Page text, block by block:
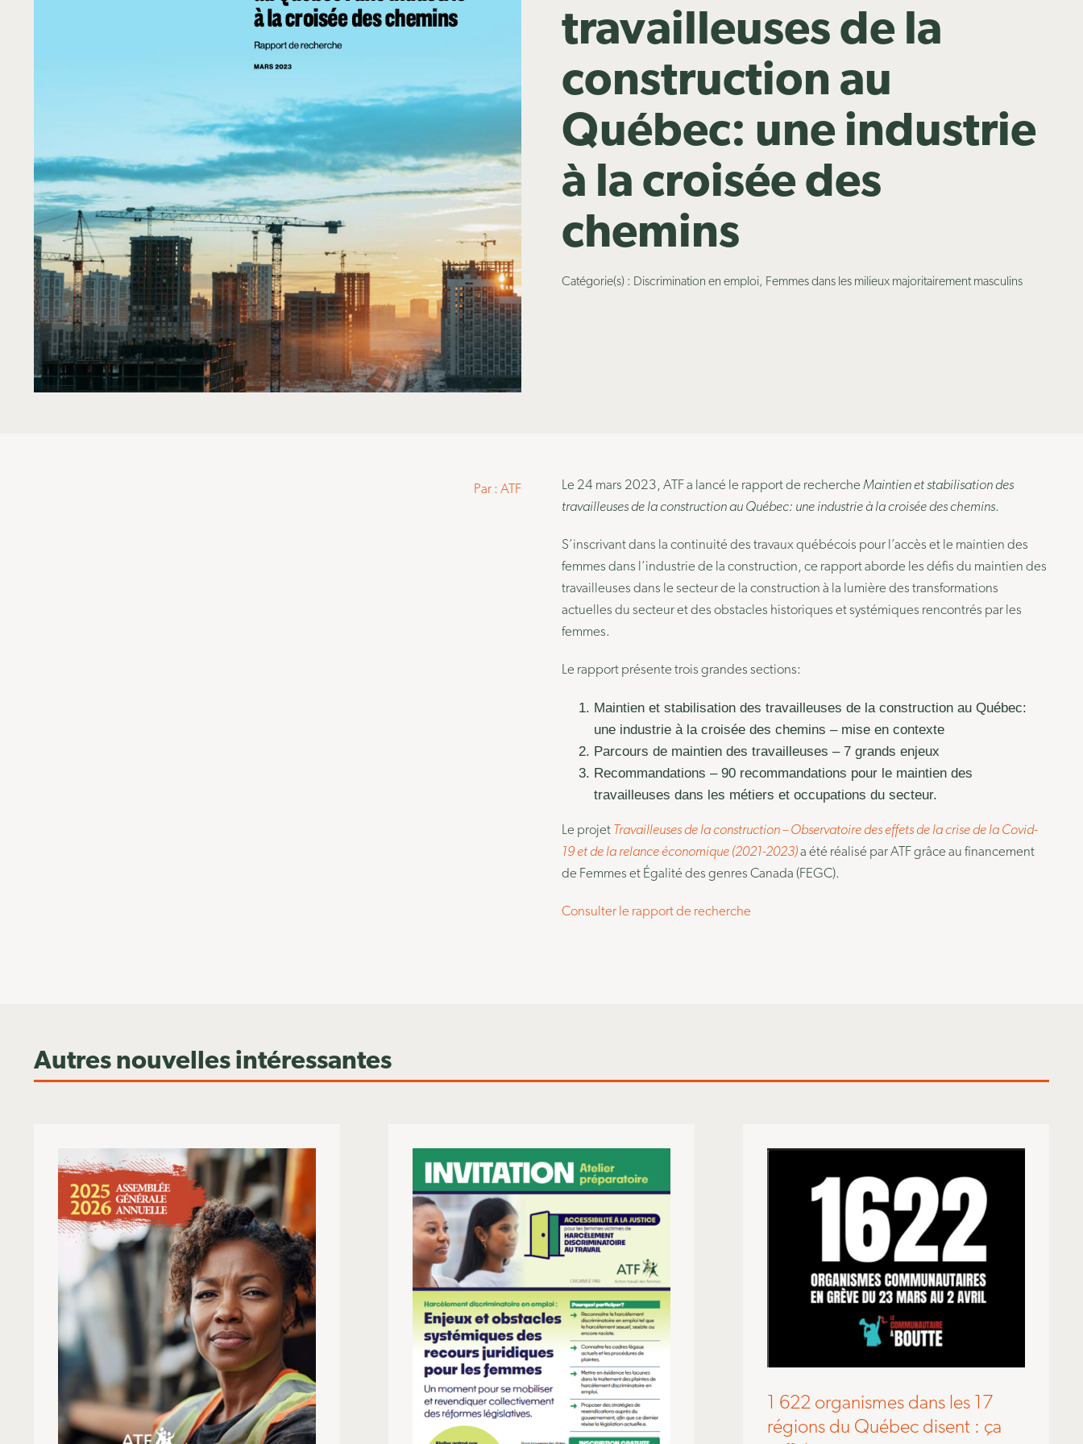
travailleuses de la
construction au
Québec: une industrie
à la croisée des
chemins
Catégorie(s) : Discrimination en emploi, Femmes dans les milieux majoritairement masculins
Par : ATF Le 24 mars 2023, ATF a lancé le rapport de rechercheMaintien et stabilisation des
travailleuses de la construction au Québec: une industrie à la croisée des chemins.
S’inscrivant dans la continuité des travaux québécois pour l’accès et le maintien des
femmes dans l’industrie de la construction, ce rapport aborde les défis du maintien des
travailleuses dans le secteur de la construction à la lumière des transformations
actuelles du secteur et des obstacles historiques et systémiques rencontrés par les
femmes.
Le rapport présente trois grandes sections:
Maintien et stabilisation des travailleuses de la construction au Québec:
une industrie à la croisée des chemins – mise en contexte
Parcours de maintien des travailleuses – 7 grands enjeux
Recommandations – 90 recommandations pour le maintien des
travailleuses dans les métiers et occupations du secteur.
Le projet Travailleuses de la construction – Observatoire des effets de la crise de la Covid-
19 et de la relance économique (2021-2023)a été réalisé par ATF grâce au financement
de Femmes et Égalité des genres Canada (FEGC).
Consulter le rapport de recherche
Autres nouvelles intéressantes
1 622 organismes dans les 17
régions du Québec disent : ça